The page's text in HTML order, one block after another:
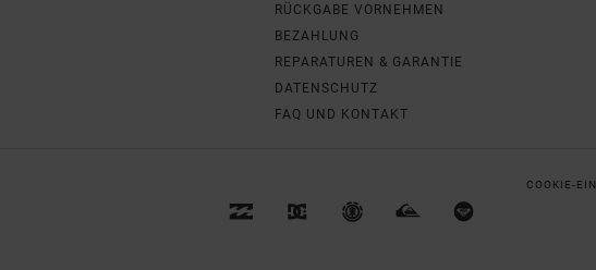
RÜCKGABE VORNEHMEN
BEZAHLUNG
REPARATUREN & GARANTIE
DATENSCHUTZ
FAQ UND KONTAKT
COOKIE-